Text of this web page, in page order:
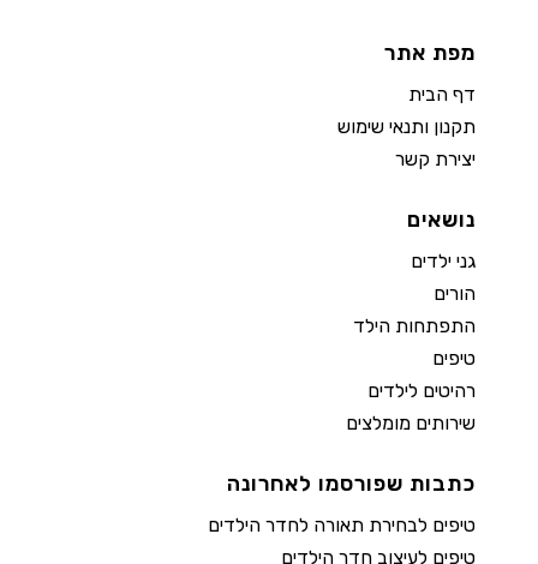
מפת אתר
דף הבית
תקנון ותנאי שימוש
יצירת קשר
נושאים
גני ילדים
הורים
התפתחות הילד
טיפים
רהיטים לילדים
שירותים מומלצים
כתבות שפורסמו לאחרונה
טיפים לבחירת תאורה לחדר הילדים
טיפים לעיצוב חדר הילדים